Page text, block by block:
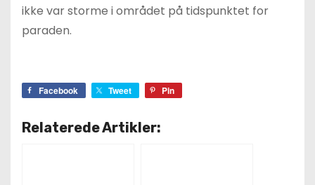
ikke var storme i området på tidspunktet for
paraden.
Facebook Tweet Pin
Relaterede Artikler: